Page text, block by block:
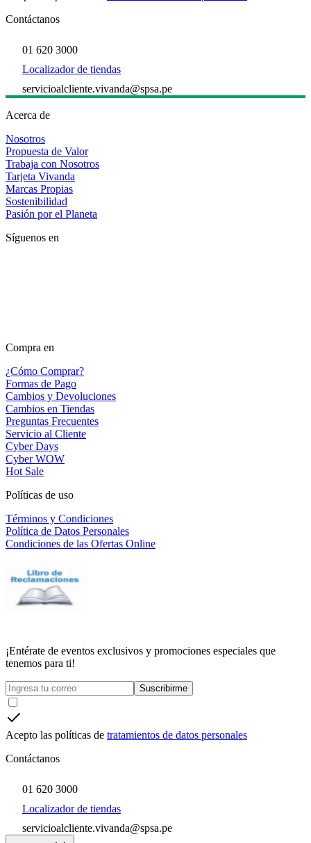
Contáctanos
01 620 3000
Localizador de tiendas
servicioalcliente.vivanda@spsa.pe
Acerca de
Nosotros
Propuesta de Valor
Trabaja con Nosotros
Tarjeta Vivanda
Marcas Propias
Sostenibilidad
Pasión por el Planeta
Síguenos en
Compra en
¿Cómo Comprar?
Formas de Pago
Cambios y Devoluciones
Cambios en Tiendas
Preguntas Frecuentes
Servicio al Cliente
Cyber Days
Cyber WOW
Hot Sale
Políticas de uso
Términos y Condiciones
Política de Datos Personales
Condiciones de las Ofertas Online
¡Entérate de eventos exclusivos y promociones especiales que
tenemos para ti!
Suscribirme
Acepto las políticas de tratamientos de datos personales
Contáctanos
01 620 3000
Localizador de tiendas
servicioalcliente.vivanda@spsa.pe